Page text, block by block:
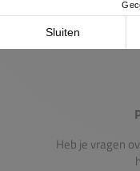
Heb je vragen